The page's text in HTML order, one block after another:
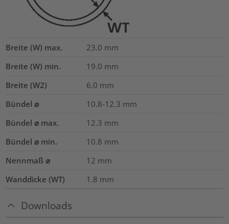
Breite (W) max. 23.0 mm
Breite (W) min.
19.0 mm
Breite (W2)
6.0 mm
Bündel ⌀
10.8-12.3 mm
Bündel ⌀ max.
12.3 mm
Bündel ⌀ min.
10.8 mm
Nennmaß ⌀
12 mm
Wanddicke (WT)
1.8 mm
Downloads